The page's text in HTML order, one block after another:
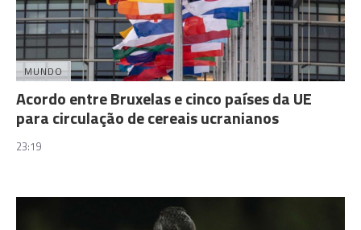
MUNDO
Acordo entre Bruxelas e cinco países da UE
para circulação de cereais ucranianos
23:19